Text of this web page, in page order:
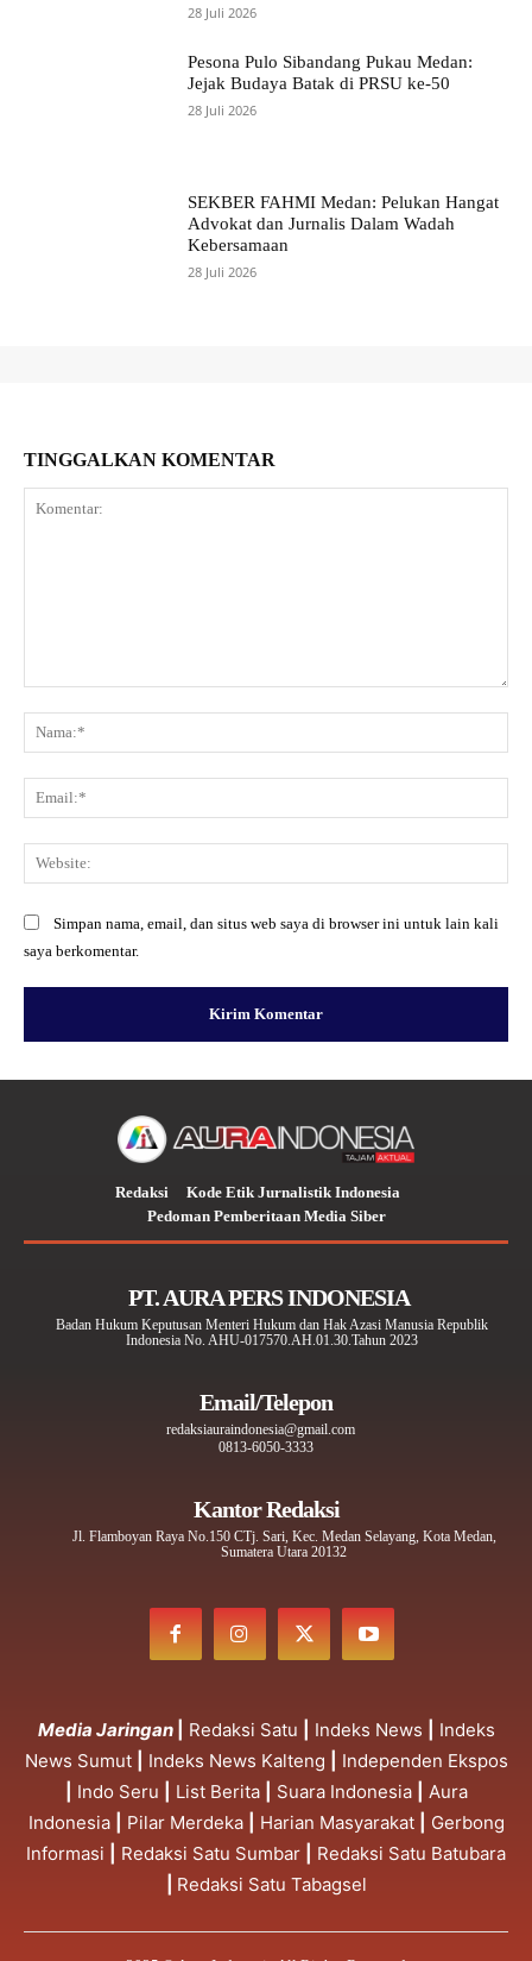
28 Juli 2026
Pesona Pulo Sibandang Pukau Medan:
Jejak Budaya Batak di PRSU ke-50
28 Juli 2026
SEKBER FAHMI Medan: Pelukan Hangat
Advokat dan Jurnalis Dalam Wadah
Kebersamaan
28 Juli 2026
TINGGALKAN KOMENTAR
Simpan nama, email, dan situs web saya di browser ini untuk lain kali
saya berkomentar.
Redaksi
Kode Etik Jurnalistik Indonesia
Pedoman Pemberitaan Media Siber
PT. AURA PERS INDONESIA
Badan Hukum Keputusan Menteri Hukum dan Hak Azasi Manusia Republik
Indonesia No. AHU-017570.AH.01.30.Tahun 2023
Email/Telepon
redaksiauraindonesia@gmail.com
0813-6050-3333
Kantor Redaksi
Jl. Flamboyan Raya No.150 CTj. Sari, Kec. Medan Selayang, Kota Medan,
Sumatera Utara 20132
Media Jaringan Redaksi Satu Indeks News
Indeks
News Sumut
Indeks News Kalteng
Independen Ekspos
Indo Seru List Berita Suara Indonesia
Aura
Indonesia
Pilar Merdeka Harian Masyarakat
Gerbong
Informasi
Redaksi Satu Sumbar
Redaksi Satu Batubara
Redaksi Satu Tabagsel